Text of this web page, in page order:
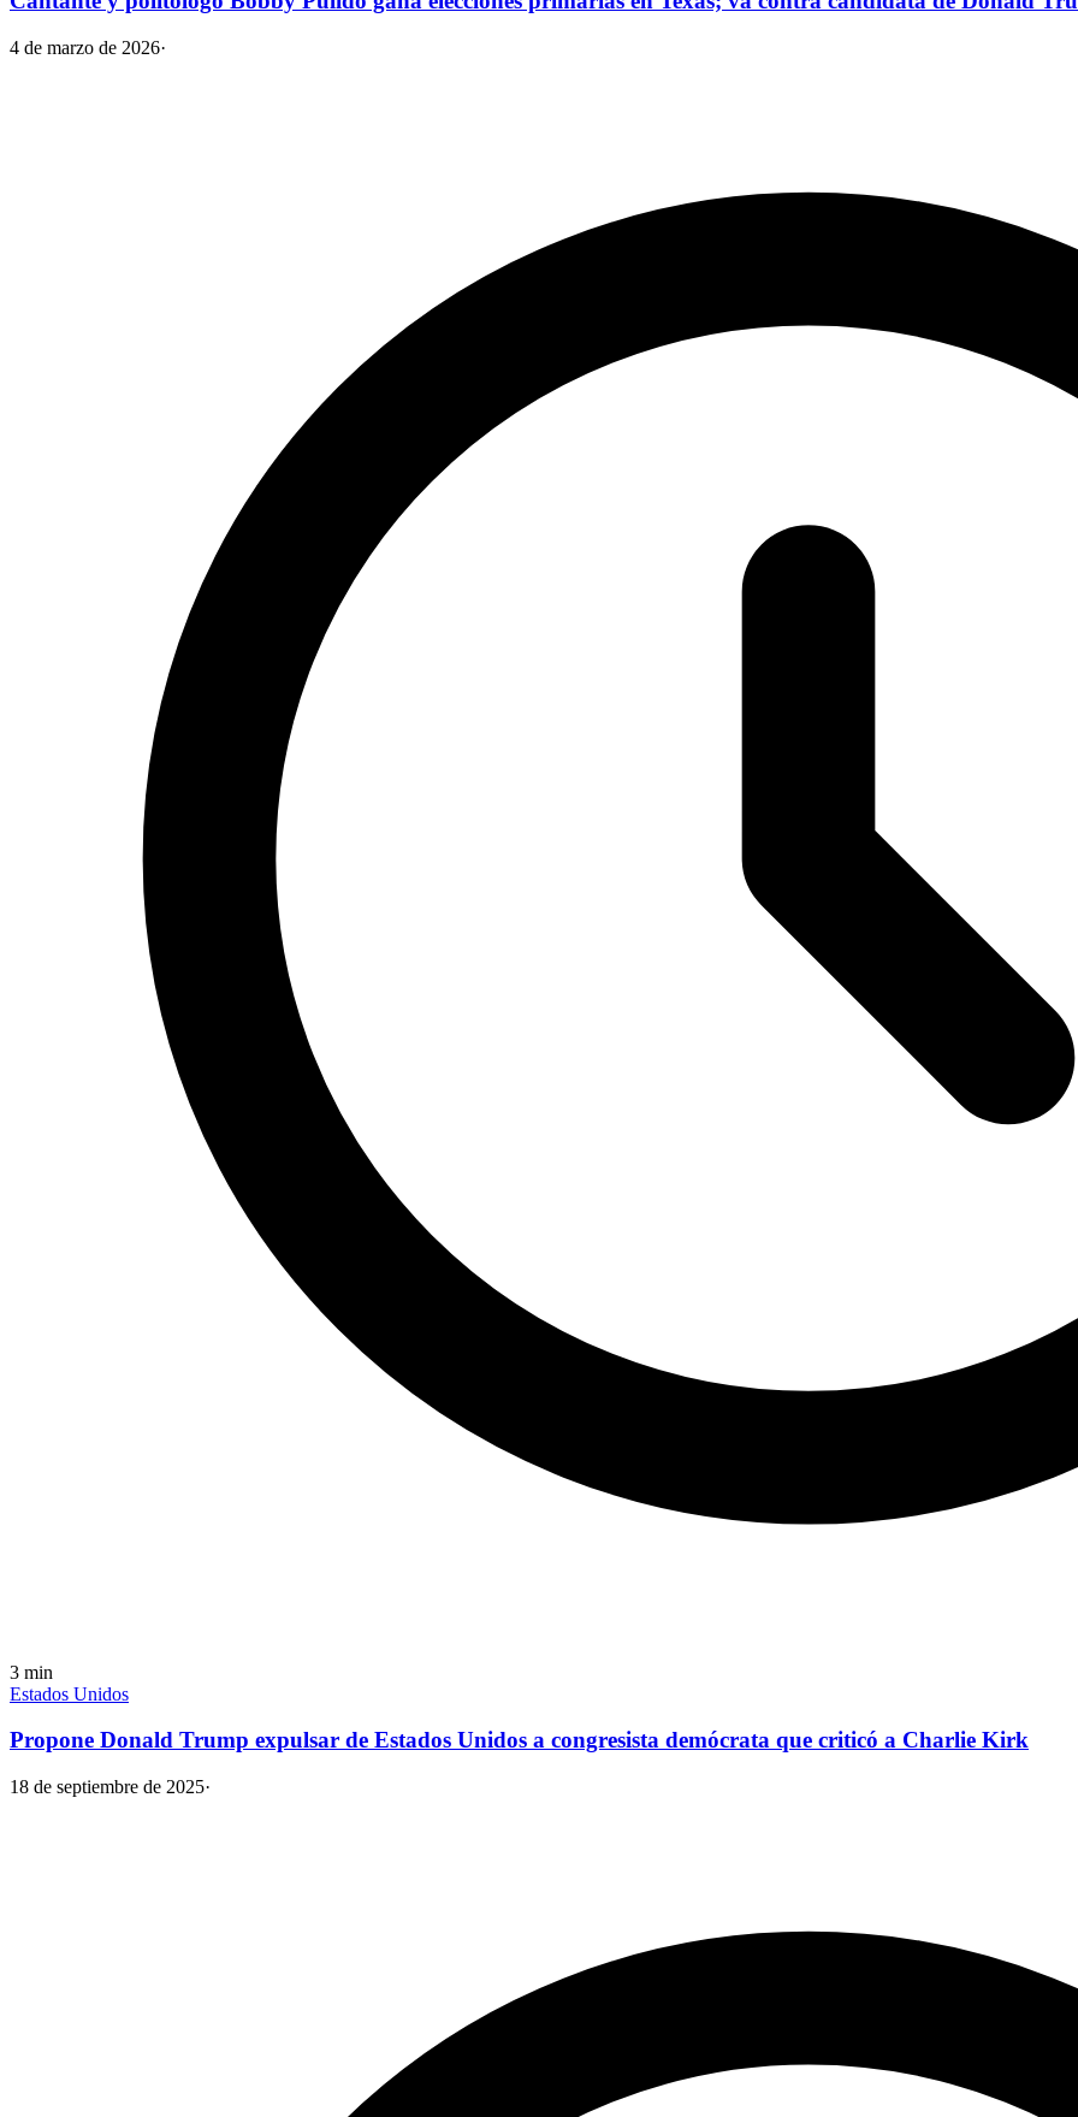
4 de marzo de 2026·
3 min
Estados Unidos
Propone Donald Trump expulsar de Estados Unidos a congresista demócrata que criticó a Charlie Kirk
18 de septiembre de 2025·